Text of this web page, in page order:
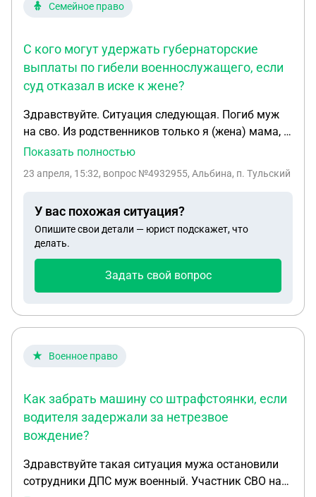
Семейное право
С кого могут удержать губернаторские
выплаты по гибели военнослужащего, если
суд отказал в иске к жене?
Здравствуйте. Ситуация следующая. Погиб муж
на сво. Из родственников только я (жена) мама, и
как оказалось внебрачный ребенок не
установления отцовства. Пока шел суд, соц
жене, и матери с ребенком по 500 тысяч рублей. Я
как жене об этом не знала, не считала что и от
куда приходит В итоге мама соенослущающего и
вернуть средства, но суд отказал так как вины
кого в итоге удержат эту сумму ???
Показать полностью
23 апреля, 15:32, вопрос №4932955, Альбина, п. Тульский
У вас похожая ситуация?
Опишите свои детали — юрист подскажет, что
делать.
Задать свой вопрос
Военное право
Как забрать машину со штрафстоянки, если
водителя задержали за нетрезвое
вождение?
Здравствуйте такая ситуация мужа остановили
сотрудники ДПС муж военный. Участник СВО на